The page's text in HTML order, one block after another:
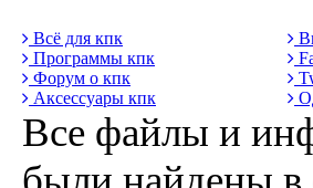
Всё для кпк
Программы кпк
Форум о кпк
Аксессуары кпк
Все файлы и